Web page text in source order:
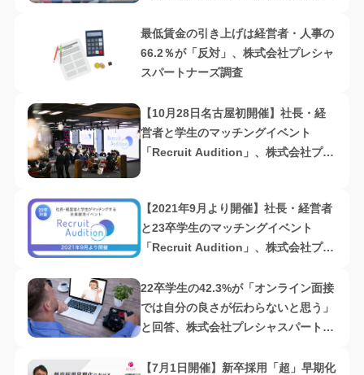
最低賃金の引き上げは経営者・人事の
66.2％が「反対」、株式会社プレシャ
スパートナーズ調査
【10月28日名古屋初開催】社長・経
営者と学生のマッチングイベント
「Recruit Audition」、株式会社プレ
シャスパートナーズ主催
【2021年9月より開催】社長・経営者
と23卒学生のマッチングイベント
「Recruit Audition」、株式会社プレ
22卒学生の42.3%が「オンライン面接
では自分の良さが伝わらないと思う」
と回答、株式会社プレシャスパートナ
【7月1日開催】新卒採用「超」早期化